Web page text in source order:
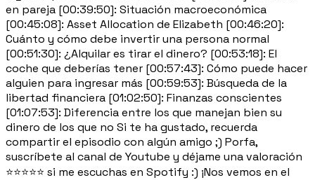
en pareja [00:39:50]: Situación macroeconómica
[00:45:08]: Asset Allocation de Elizabeth [00:46:20]:
Cuánto y cómo debe invertir una persona normal
[00:51:30]: ¿Alquilar es tirar el dinero? [00:53:18]: El
coche que deberías tener [00:57:43]: Cómo puede hacer
alguien para ingresar más [00:59:53]: Búsqueda de la
libertad financiera [01:02:50]: Finanzas conscientes
[01:07:53]: Diferencia entre los que manejan bien su
dinero de los que no Si te ha gustado, recuerda
compartir el episodio con algún amigo ;) Porfa,
suscríbete al canal de Youtube y déjame una valoración
⭐⭐⭐⭐⭐ si me escuchas en Spotify :) ¡Nos vemos en el